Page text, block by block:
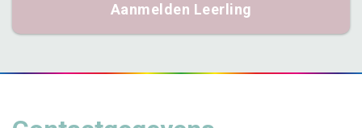
Aanmelden Leerling